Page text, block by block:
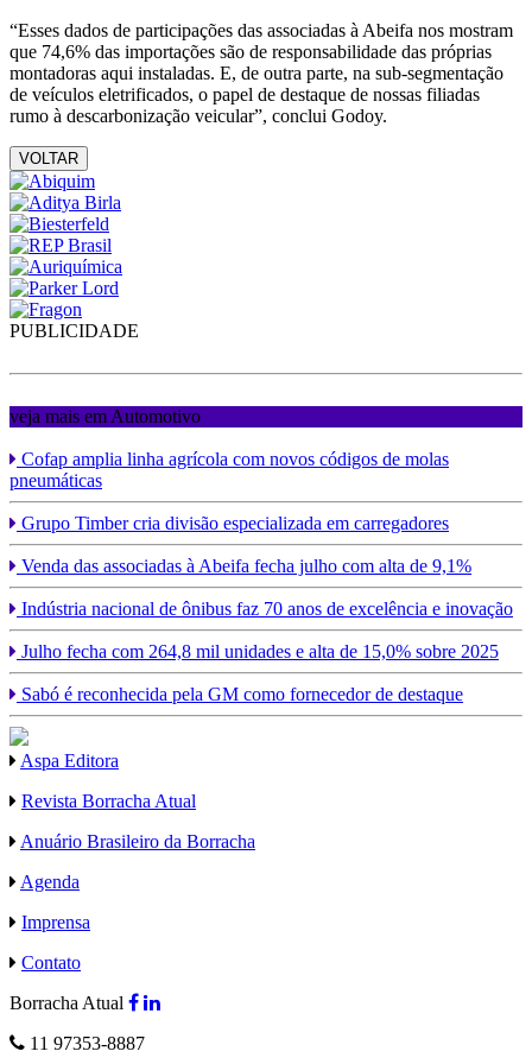
“Esses dados de participações das associadas à Abeifa nos mostram
que 74,6% das importações são de responsabilidade das próprias
montadoras aqui instaladas. E, de outra parte, na sub-segmentação
de veículos eletrificados, o papel de destaque de nossas filiadas
rumo à descarbonização veicular”, conclui Godoy.
VOLTAR
PUBLICIDADE
veja mais em Automotivo
Cofap amplia linha agrícola com novos códigos de molas
pneumáticas
Grupo Timber cria divisão especializada em carregadores
Venda das associadas à Abeifa fecha julho com alta de 9,1%
Indústria nacional de ônibus faz 70 anos de excelência e inovação
Julho fecha com 264,8 mil unidades e alta de 15,0% sobre 2025
Sabó é reconhecida pela GM como fornecedor de destaque
Aspa Editora
Revista Borracha Atual
Anuário Brasileiro da Borracha
Agenda
Imprensa
Contato
Borracha Atual
11 97353-8887